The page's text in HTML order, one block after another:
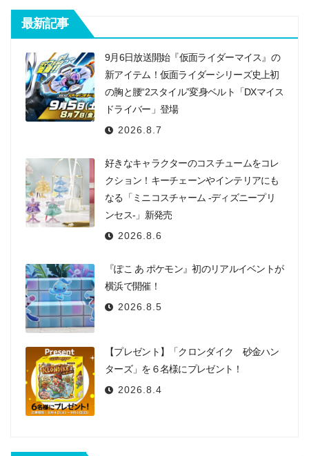
最新記事
9月6日放送開始『仮面ライダーマイス』の
新アイテム！仮面ライダーシリーズ史上初
の胸と腰“2スタイル”変身ベルト「DXマイス
ドライバー」登場
2026.8.7
好きなキャラクターのコスチュームをコレ
クション！キーチェーンやインテリアにも
なる「ミニコスチャーム -ディズニープリ
ンセス-」新発売
2026.8.6
『ぽこ あ ポケモン』初のリアルイベントが
横浜で開催！
2026.8.5
【プレゼント】「クロンダイク 砂金ハン
ターズ」を６名様にプレゼント！
2026.8.4